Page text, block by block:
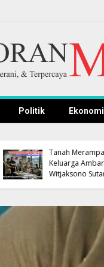
Politik Ekonomi
Persib, Bupati dan
Kapolres Dipastikan
Hadir